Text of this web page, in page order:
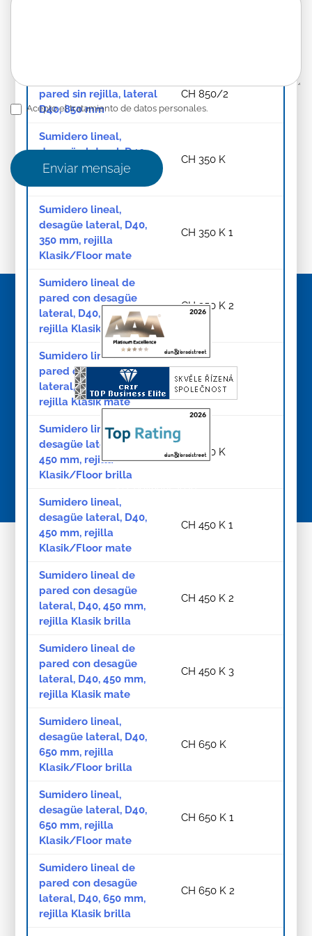
pared sin rejilla, lateral
D40, 850 mm
CH 850/2
Sumidero lineal,
desagüe lateral, D40,
350 mm, rejilla
CH 350 K
Sumidero lineal,
desagüe lateral, D40,
350 mm, rejilla
Klasik/Floor mate
CH 350 K 1
Sumidero lineal de
pared con desagüe
lateral, D40, 350 mm,
rejilla Klasik brilla
CH 350 K 2
Sumidero lineal de
pared con desagüe
lateral, D40, 350 mm,
rejilla Klasik mate
CH 350 K 3
Sumidero lineal,
desagüe lateral, D40,
450 mm, rejilla
Klasik/Floor brilla
CH 450 K
Sumidero lineal,
desagüe lateral, D40,
450 mm, rejilla
Klasik/Floor mate
CH 450 K 1
Sumidero lineal de
pared con desagüe
lateral, D40, 450 mm,
rejilla Klasik brilla
CH 450 K 2
Sumidero lineal de
pared con desagüe
lateral, D40, 450 mm,
rejilla Klasik mate
CH 450 K 3
Sumidero lineal,
desagüe lateral, D40,
650 mm, rejilla
Klasik/Floor brilla
CH 650 K
Sumidero lineal,
desagüe lateral, D40,
650 mm, rejilla
Klasik/Floor mate
CH 650 K 1
Sumidero lineal de
pared con desagüe
lateral, D40, 650 mm,
rejilla Klasik brilla
CH 650 K 2
Acepto el tratamiento de datos personales.
Enviar mensaje